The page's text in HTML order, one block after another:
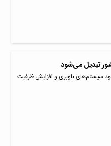
تبدیل می‌شود
سیستم‌های ناوبری و افزایش ظرفیت